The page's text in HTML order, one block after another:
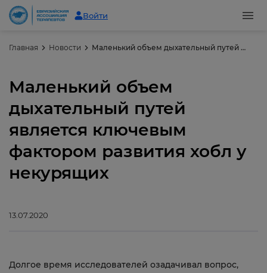
Войти
Главная Новости Маленький объем дыхательный путей является ключевым фактором развития хобл у некурящих
Маленький объем
дыхательный путей
является ключевым
фактором развития хобл у
некурящих
13.07.2020
Долгое время исследователей озадачивал вопрос,